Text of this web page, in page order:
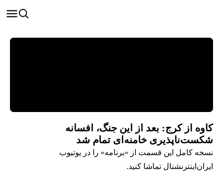
کاوه از کرج: بعد از این جنگ، افسانه
شکست‌ناپذیری خامنه‌ای تمام شد
نسخه کامل این قسمت از «برنامه» را در یوتیوب
ایران‌اینترنشنال تماشا کنید.